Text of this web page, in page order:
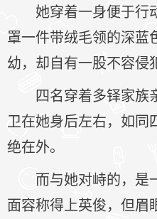
她穿着一身便于行
罩一件带绒毛领的深
幼，却自有一股不容侵
四名穿着多铎家族
卫在她身后左右，如同
绝在外。
而与她对峙的，是
面容称得上英俊，但眉